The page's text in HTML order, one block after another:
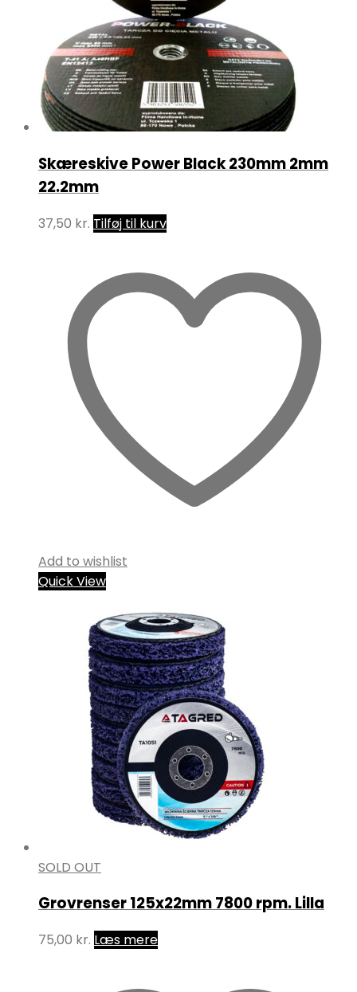
Skæreskive Power Black 230mm 2mm
22.2mm
37,50 kr. Tilføj til kurv
Add to wishlist
Quick View
SOLD OUT
Grovrenser 125x22mm 7800 rpm. Lilla
75,00 kr. Læs mere